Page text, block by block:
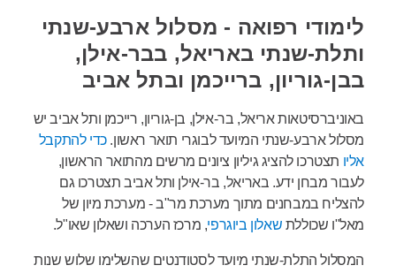
לימודי רפואה - מסלול ארבע-שנתי
ותלת-שנתי באריאל, בבר-אילן,
בבן-גוריון, ברייכמן ובתל אביב
באוניברסיטאות אריאל, בר-אילן, בן-גוריון, רייכמן ותל אביב יש
מסלול ארבע-שנתי המיועד לבוגרי תואר ראשון.כדי להתקבל
אליו תצטרכו להציג גיליון ציונים מרשים מהתואר הראשון,
לעבור מבחן ידע. באריאל, בר-אילן ותל אביב תצטרכו גם
להצליח במבחנים מתוך מערכת מר"ב - מערכת מיון של
מאל"ו שכוללת שאלון ביוגרפי, מרכז הערכה ושאלון שאו"ל.
המסלול התלת-שנתי מיועד לסטודנטים שהשלימו שלוש שנות